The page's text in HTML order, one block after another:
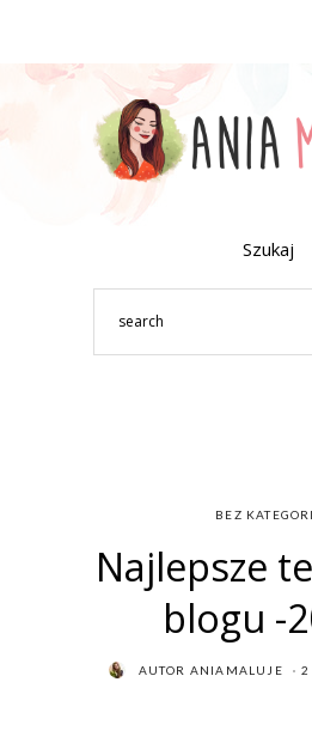
Szukaj
BEZ
Najlepsze
blogu -
AUTOR ANIAMALUJE 2